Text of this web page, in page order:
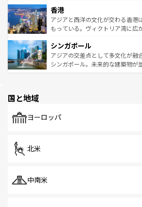
とつ。フォーやバインミー、ベト
ひ現地で味わいたい。どの地域を
が旅行者を迎えてくれるので、き
参照してほしい。
の活気が交差している。北部では
帯で自然と触れ合い、南部ではプ
いビーチでリゾート気分を楽しむ
激する。気候は一年中温暖で、ど
が待っている。親しみやすいタイ
た文化、そして多様な観光資源が
香港
アジアと西洋の文化が交わる香港
もっている。ヴィクトリア湾に広
み、どこを訪れても感動するはず
ており、効率よく見どころを回れ
うな絶景から文化的な体験まで、
シンガポール
アジアの交差点として多文化が融
シンガポール。未来的な建築物が
で、ホーカーズは地元の風情を楽
国と地域
ヨーロッパ
北米
中南米